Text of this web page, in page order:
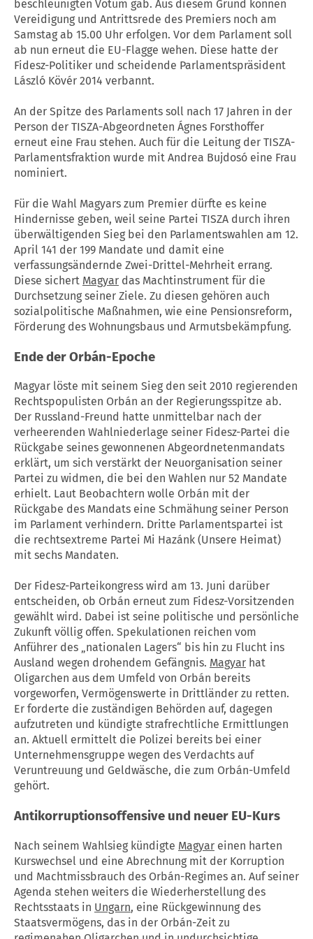
beschleunigten Votum gab. Aus diesem Grund können
Vereidigung und Antrittsrede des Premiers noch am
Samstag ab 15.00 Uhr erfolgen. Vor dem Parlament soll
ab nun erneut die EU-Flagge wehen. Diese hatte der
Fidesz-Politiker und scheidende Parlamentspräsident
László Kövér 2014 verbannt.
An der Spitze des Parlaments soll nach 17 Jahren in der
Person der TISZA-Abgeordneten Ágnes Forsthoffer
erneut eine Frau stehen. Auch für die Leitung der TISZA-
Parlamentsfraktion wurde mit Andrea Bujdosó eine Frau
nominiert.
Für die Wahl Magyars zum Premier dürfte es keine
Hindernisse geben, weil seine Partei TISZA durch ihren
überwältigenden Sieg bei den Parlamentswahlen am 12.
April 141 der 199 Mandate und damit eine
verfassungsändernde Zwei-Drittel-Mehrheit errang.
Diese sichert Magyar das Machtinstrument für die
Durchsetzung seiner Ziele. Zu diesen gehören auch
sozialpolitische Maßnahmen, wie eine Pensionsreform,
Förderung des Wohnungsbaus und Armutsbekämpfung.
Ende der Orbán-Epoche
Magyar löste mit seinem Sieg den seit 2010 regierenden
Rechtspopulisten Orbán an der Regierungsspitze ab.
Der Russland-Freund hatte unmittelbar nach der
verheerenden Wahlniederlage seiner Fidesz-Partei die
Rückgabe seines gewonnenen Abgeordnetenmandats
erklärt, um sich verstärkt der Neuorganisation seiner
Partei zu widmen, die bei den Wahlen nur 52 Mandate
erhielt. Laut Beobachtern wolle Orbán mit der
Rückgabe des Mandats eine Schmähung seiner Person
im Parlament verhindern. Dritte Parlamentspartei ist
die rechtsextreme Partei Mi Hazánk (Unsere Heimat)
mit sechs Mandaten.
Der Fidesz-Parteikongress wird am 13. Juni darüber
entscheiden, ob Orbán erneut zum Fidesz-Vorsitzenden
gewählt wird. Dabei ist seine politische und persönliche
Zukunft völlig offen. Spekulationen reichen vom
Anführer des „nationalen Lagers“ bis hin zu Flucht ins
Ausland wegen drohendem Gefängnis. Magyar hat
Oligarchen aus dem Umfeld von Orbán bereits
vorgeworfen, Vermögenswerte in Drittländer zu retten.
Er forderte die zuständigen Behörden auf, dagegen
aufzutreten und kündigte strafrechtliche Ermittlungen
an. Aktuell ermittelt die Polizei bereits bei einer
Unternehmensgruppe wegen des Verdachts auf
Veruntreuung und Geldwäsche, die zum Orbán-Umfeld
gehört.
Antikorruptionsoffensive und neuer EU-Kurs
Nach seinem Wahlsieg kündigte Magyar einen harten
Kurswechsel und eine Abrechnung mit der Korruption
und Machtmissbrauch des Orbán-Regimes an. Auf seiner
Agenda stehen weiters die Wiederherstellung des
Rechtsstaats in Ungarn, eine Rückgewinnung des
Staatsvermögens, das in der Orbán-Zeit zu